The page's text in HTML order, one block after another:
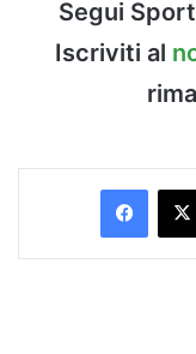
Segui
Iscriviti al